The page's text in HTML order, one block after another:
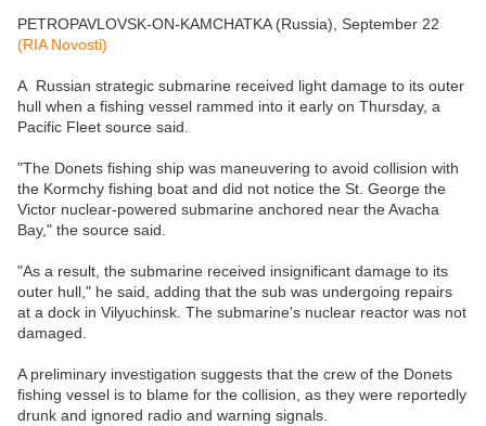
PETROPAVLOVSK-ON-KAMCHATKA (Russia), September 22
(RIA Novosti)
A Russian strategic submarine received light damage to its outer
hull when a fishing vessel rammed into it early on Thursday, a
Pacific Fleet source said.
"The Donets fishing ship was maneuvering to avoid collision with
the Kormchy fishing boat and did not notice the St. George the
Victor nuclear-powered submarine anchored near the Avacha
Bay," the source said.
"As a result, the submarine received insignificant damage to its
outer hull," he said, adding that the sub was undergoing repairs
at a dock in Vilyuchinsk. The submarine's nuclear reactor was not
damaged.
A preliminary investigation suggests that the crew of the Donets
fishing vessel is to blame for the collision, as they were reportedly
drunk and ignored radio and warning signals.